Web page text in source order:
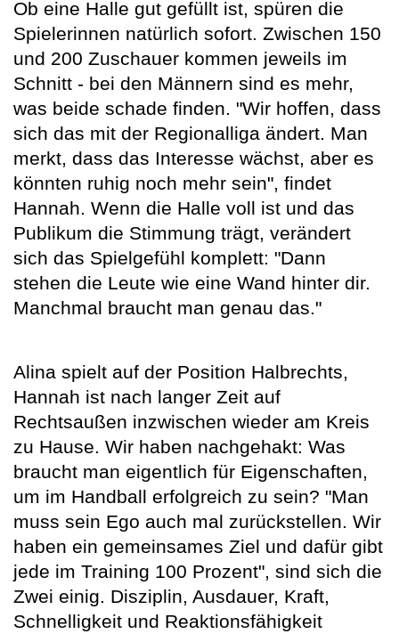
Ob eine Halle gut gefüllt ist, spüren die
Spielerinnen natürlich sofort. Zwischen 150
und 200 Zuschauer kommen jeweils im
Schnitt - bei den Männern sind es mehr,
was beide schade finden. "Wir hoffen, dass
sich das mit der Regionalliga ändert. Man
merkt, dass das Interesse wächst, aber es
könnten ruhig noch mehr sein", findet
Hannah. Wenn die Halle voll ist und das
Publikum die Stimmung trägt, verändert
sich das Spielgefühl komplett: "Dann
stehen die Leute wie eine Wand hinter dir.
Manchmal braucht man genau das."
Alina spielt auf der Position Halbrechts,
Hannah ist nach langer Zeit auf
Rechtsaußen inzwischen wieder am Kreis
zu Hause. Wir haben nachgehakt: Was
braucht man eigentlich für Eigenschaften,
um im Handball erfolgreich zu sein? "Man
muss sein Ego auch mal zurückstellen. Wir
haben ein gemeinsames Ziel und dafür gibt
jede im Training 100 Prozent", sind sich die
Zwei einig. Disziplin, Ausdauer, Kraft,
Schnelligkeit und Reaktionsfähigkeit